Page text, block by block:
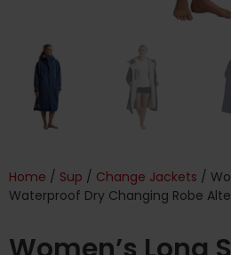
Home / Sup / Change Jackets /
Waterproof Dry Changing Robe